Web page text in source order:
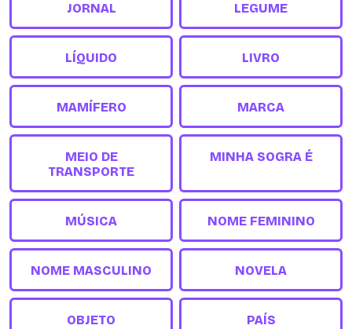
JORNAL LEGUME
LÍQUIDO LIVRO
MAMÍFERO MARCA
MEIO DE
TRANSPORTE
MINHA SOGRA É
MÚSICA NOME FEMININO
NOME MASCULINO NOVELA
OBJETO PAÍS